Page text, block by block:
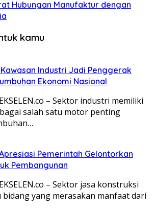
Hubungan Manufaktur dengan
kamu
Industri Jadi Penggerak
Ekonomi Nasional
– Sektor industri memiliki
salah satu motor penting
Pemerintah Gelontorkan
Pembangunan
– Sektor jasa konstruksi
bidang yang merasakan manfaat dari